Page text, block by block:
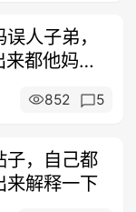
人子弟，
都他妈的
852 5
子，自己都
来解释一下